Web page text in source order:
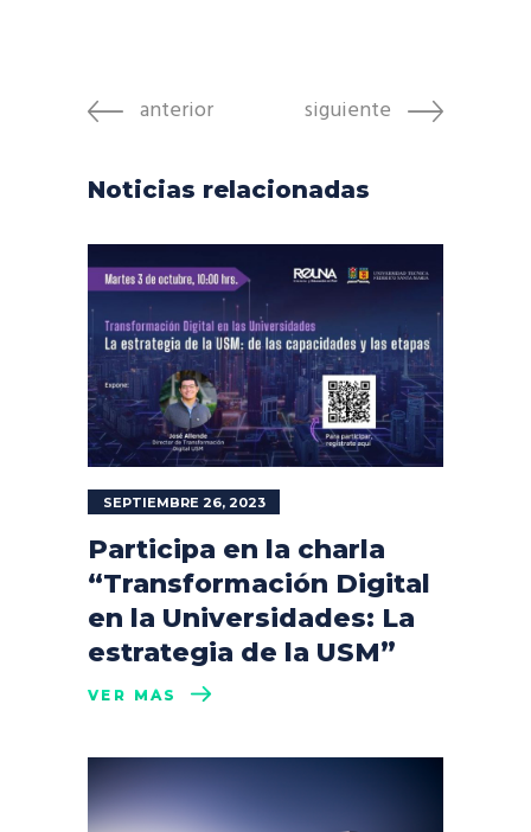
anterior siguiente
Noticias relacionadas
SEPTIEMBRE 26, 2023
Participa en la charla
“Transformación Digital
en la Universidades: La
estrategia de la USM”
VER MÁS